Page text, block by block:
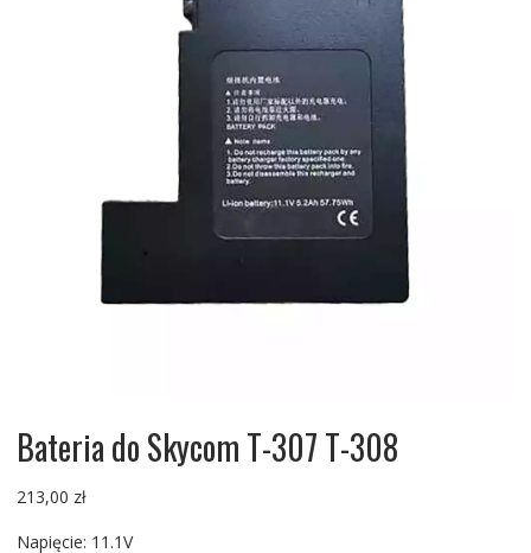
Bateria do Skycom T-307 T-308
213,00 zł
Napięcie: 11.1V